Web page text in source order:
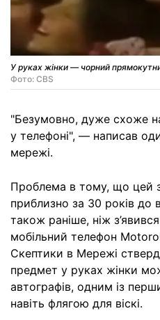
У руках жінки — чорний
Фото: CBS
"Безумовно, дуже схоже
у телефоні", — написав
мережі.
Проблема в тому, що цей
приблизно за 30 років до
також раніше, ніж
мобільний телефон
Скептики в Мережі
предмет у руках жінки
автографів, одним із
навіть флягою для віскі.